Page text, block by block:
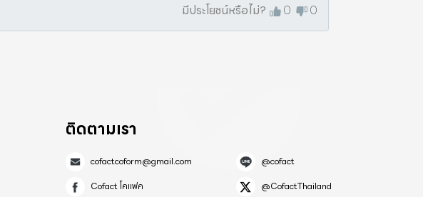
มีประโยชน์หรือไม่? 0 0
ติดตามเรา
cofactcoform@gmail.com
@cofact
Cofact โคแฟค
@CofactThailand